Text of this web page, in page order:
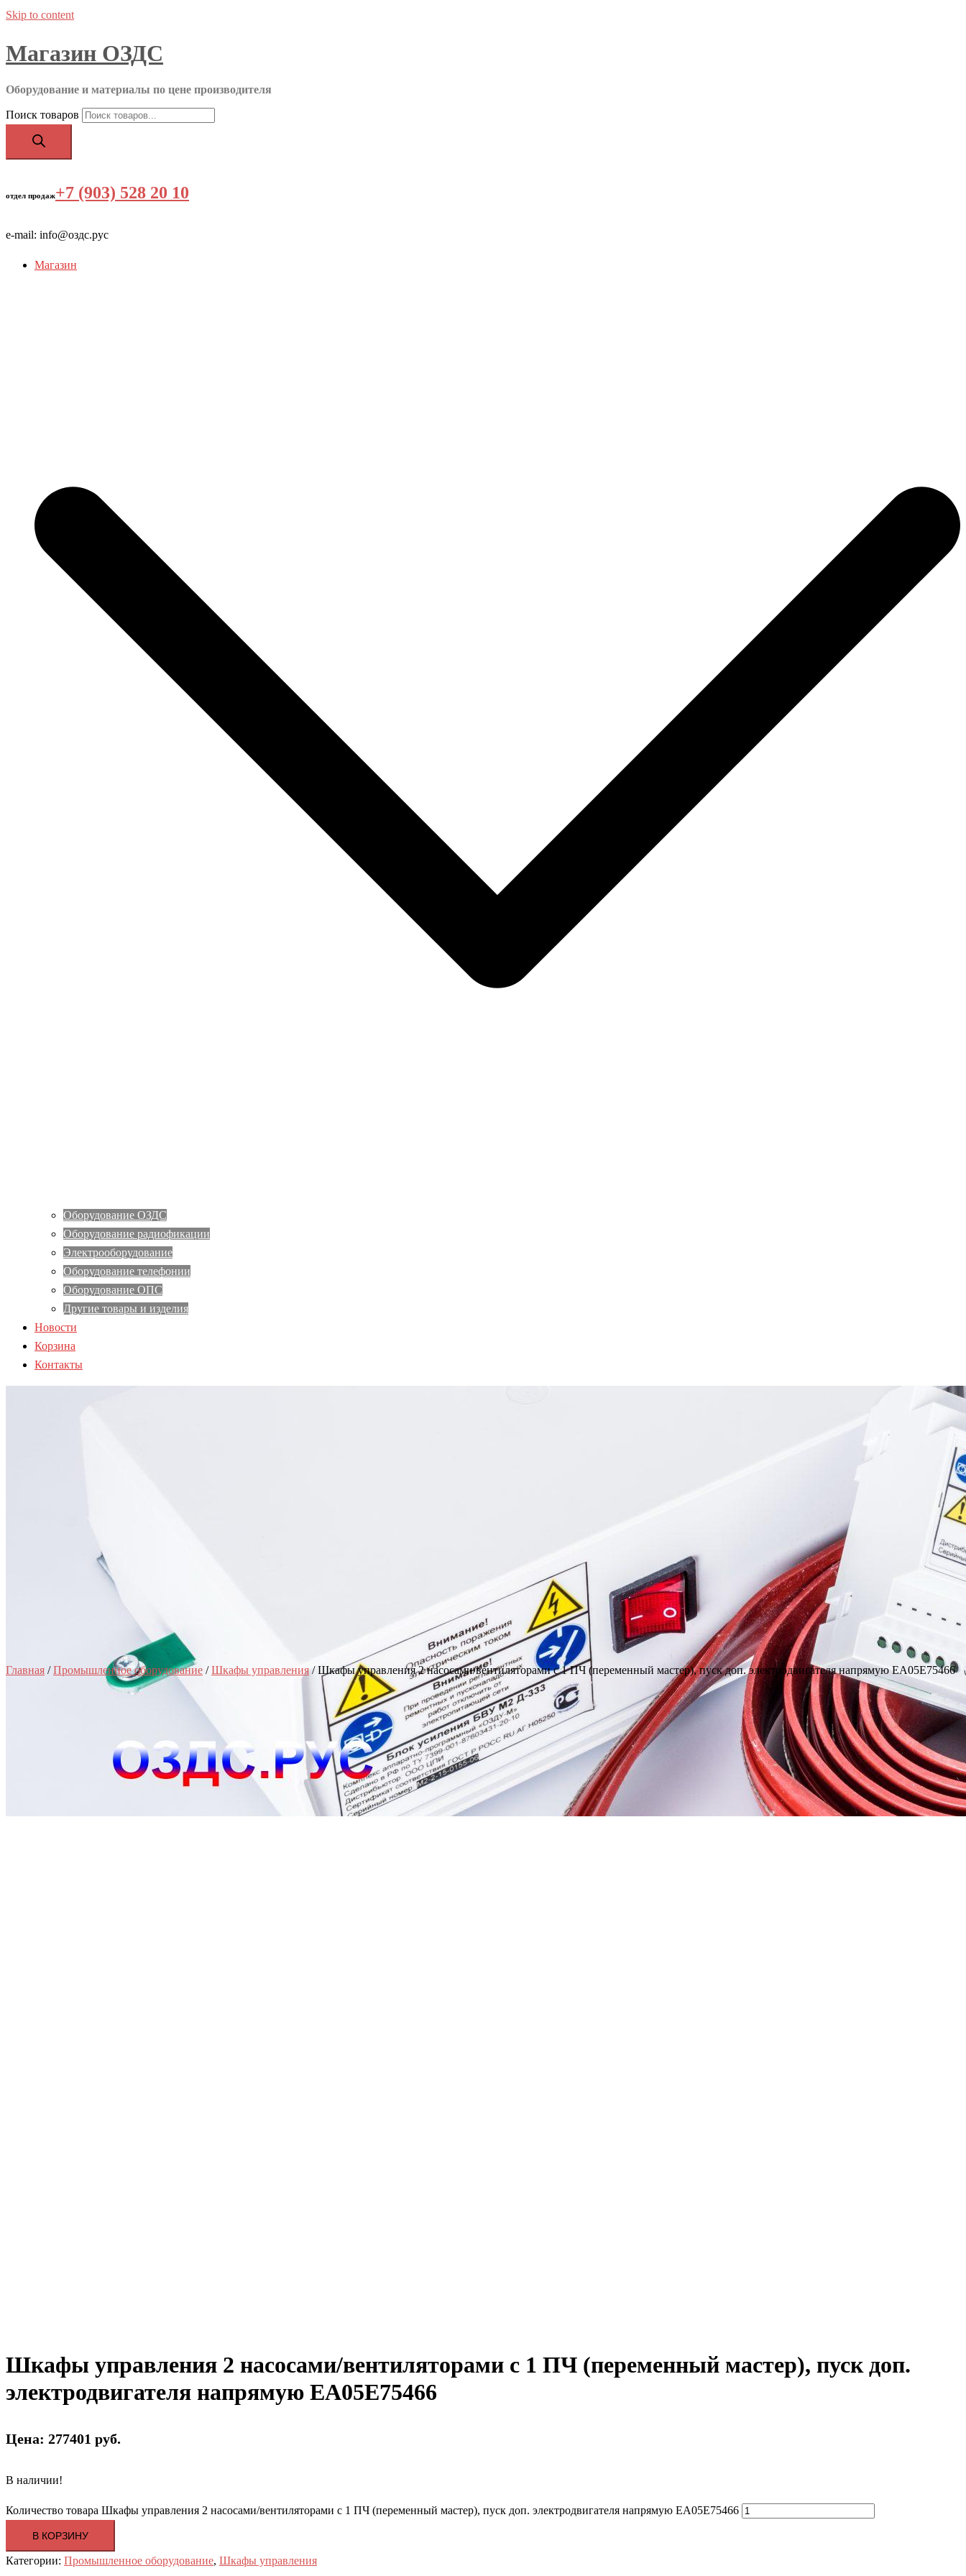
Skip to content
Магазин ОЗДС
Оборудование и материалы по цене производителя
Поиск товаров
отдел продаж+7 (903) 528 20 10
e-mail: info@оздс.рус
Магазин
Оборудование ОЗДС
Оборудование радиофикации
Электрооборудование
Оборудование телефонии
Оборудование ОПС
Другие товары и изделия
Новости
Корзина
Контакты
Главная /Промышленное оборудование /Шкафы управления/ Шкафы управления 2 насосами/вентиляторами с 1 ПЧ (переменный мастер), пуск доп. электродвигателя напрямую EA05E75466
Шкафы управления 2 насосами/вентиляторами с 1 ПЧ (переменный мастер), пуск доп.
электродвигателя напрямую EA05E75466
Цена: 277401 руб.
В наличии!
Количество товара Шкафы управления 2 насосами/вентиляторами с 1 ПЧ (переменный мастер), пуск доп. электродвигателя напрямую EA05E75466
В КОРЗИНУ
Категории: Промышленное оборудование, Шкафы управления